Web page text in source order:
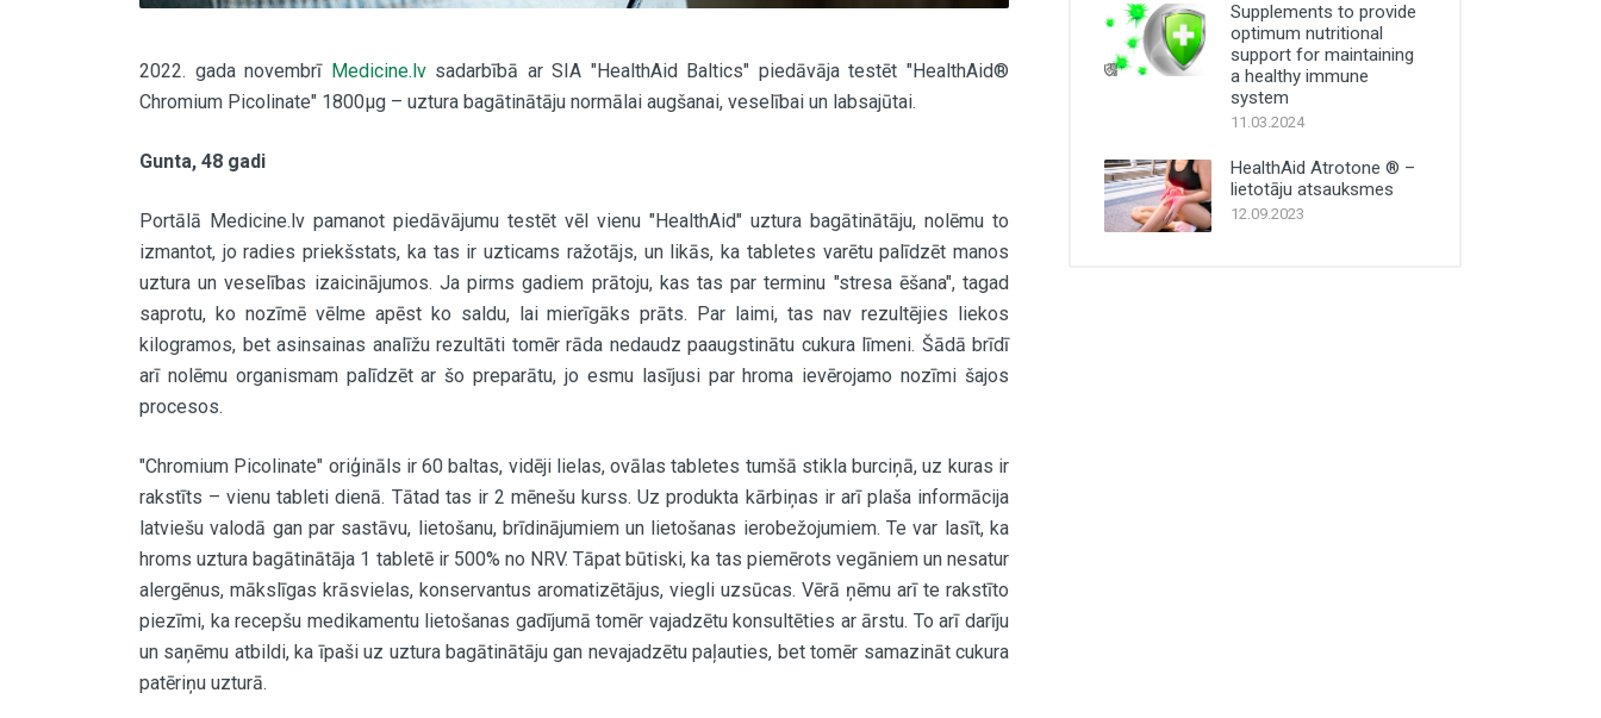
2022. gada novembrī Medicine.lvsadarbībā ar SIA "HealthAid Baltics" piedāvāja testēt "HealthAid®
Chromium Picolinate" 1800µg – uztura bagātinātāju normālai augšanai, veselībai un labsajūtai.
Gunta, 48 gadi
Portālā Medicine.lv pamanot piedāvājumu testēt vēl vienu "HealthAid" uztura bagātinātāju, nolēmu to
izmantot, jo radies priekšstats, ka tas ir uzticams ražotājs, un likās, ka tabletes varētu palīdzēt manos
uztura un veselības izaicinājumos. Ja pirms gadiem prātoju, kas tas par terminu "stresa ēšana", tagad
saprotu, ko nozīmē vēlme apēst ko saldu, lai mierīgāks prāts. Par laimi, tas nav rezultējies liekos
kilogramos, bet asinsainas analīžu rezultāti tomēr rāda nedaudz paaugstinātu cukura līmeni. Šādā brīdī
arī nolēmu organismam palīdzēt ar šo preparātu, jo esmu lasījusi par hroma ievērojamo nozīmi šajos
procesos.
"Chromium Picolinate" oriģināls ir 60 baltas, vidēji lielas, ovālas tabletes tumšā stikla burciņā, uz kuras ir
rakstīts – vienu tableti dienā. Tātad tas ir 2 mēnešu kurss. Uz produkta kārbiņas ir arī plaša informācija
latviešu valodā gan par sastāvu, lietošanu, brīdinājumiem un lietošanas ierobežojumiem. Te var lasīt, ka
hroms uztura bagātinātāja 1 tabletē ir 500% no NRV. Tāpat būtiski, ka tas piemērots vegāniem un nesatur
alergēnus, mākslīgas krāsvielas, konservantus aromatizētājus, viegli uzsūcas. Vērā ņēmu arī te rakstīto
piezīmi, ka recepšu medikamentu lietošanas gadījumā tomēr vajadzētu konsultēties ar ārstu. To arī darīju
un saņēmu atbildi, ka īpaši uz uztura bagātinātāju gan nevajadzētu paļauties, bet tomēr samazināt cukura
patēriņu uzturā.
Supplements to provide
optimum nutritional
support for maintaining
a healthy immune
system
11.03.2024
HealthAid Atrotone ® –
lietotāju atsauksmes
12.09.2023